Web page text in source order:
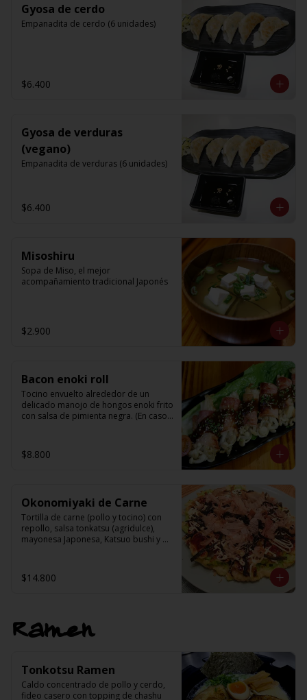
Gyosa de cerdo
Empanadita de cerdo (6 unidades)
$6.400
Gyosa de verduras
(vegano)
Empanadita de verduras (6 unidades)
$6.400
Misoshiru
Sopa de Miso, el mejor
acompañamiento tradicional Japonés
$2.900
Bacon enoki roll
Tocino envuelto alrededor de un
delicado manojo de hongos enoki frito
con salsa de pimienta negra. (En caso
$8.800
Okonomiyaki de Carne
Tortilla de carne (pollo y tocino) con
repollo, salsa tonkatsu (agridulce),
mayonesa Japonesa, Katsuo bushi y
$14.800
Ramen
Tonkotsu Ramen
Caldo concentrado de pollo y cerdo,
fideo casero con topping de chashu